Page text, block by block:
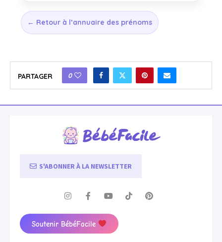
← Retour à l’annuaire des prénoms
PARTAGER 0
S'ABONNER À LA NEWSLETTER
Soutenir BébéFacile